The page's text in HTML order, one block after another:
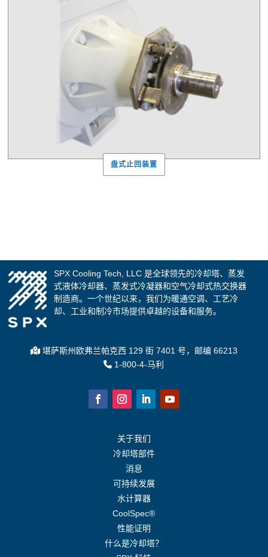
盘式止回装置
SPX Cooling Tech, LLC 是全球领先的冷却塔、蒸发
式液体冷却器、蒸发式冷凝器和空气冷却式热交换器
制造商。一个世纪以来，我们为暖通空调、工艺冷
却、工业和制冷市场提供卓越的设备和服务。
堪萨斯州欧弗兰帕克西 129 街 7401 号，邮编 66213
1-800-4-马利
关于我们
冷却塔部件
消息
可持续发展
水计算器
CoolSpec®
性能证明
什么是冷却塔？